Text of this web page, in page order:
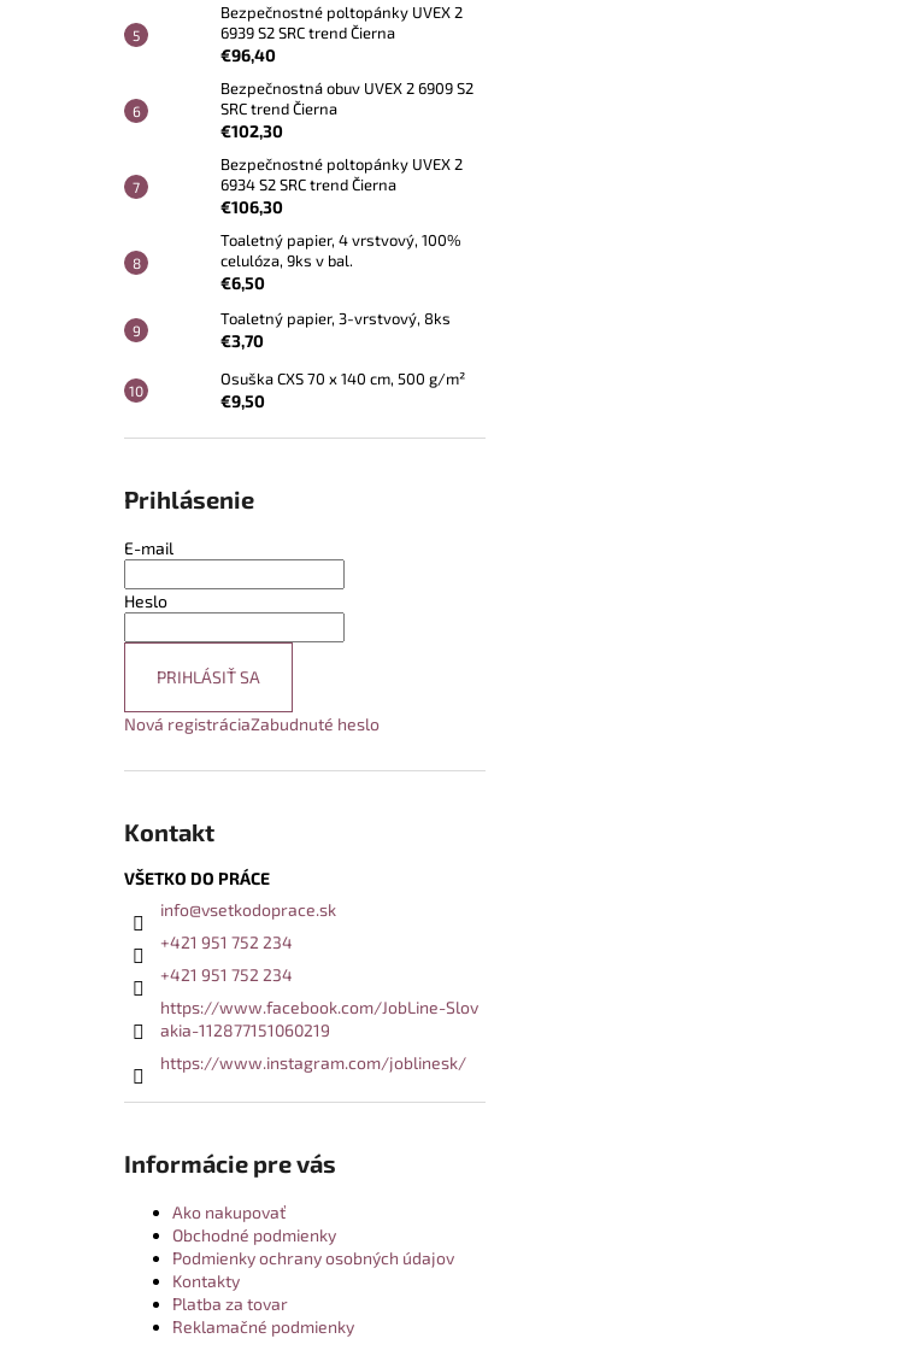
Bezpečnostné poltopánky UVEX 2
6939 S2 SRC trend Čierna
€96,40
Bezpečnostná obuv UVEX 2 6909 S2
SRC trend Čierna
€102,30
Bezpečnostné poltopánky UVEX 2
6934 S2 SRC trend Čierna
€106,30
Toaletný papier, 4 vrstvový, 100%
celulóza, 9ks v bal.
€6,50
Toaletný papier, 3-vrstvový, 8ks
€3,70
Osuška CXS 70 x 140 cm, 500 g/m²
€9,50
Prihlásenie
E-mail
Heslo
PRIHLÁSIŤ SA
Nová registráciaZabudnuté heslo
Kontakt
VŠETKO DO PRÁCE
info@vsetkodoprace.sk
+421 951 752 234
+421 951 752 234
https://www.facebook.com/JobLine-Slov
akia-112877151060219
https://www.instagram.com/joblinesk/
Informácie pre vás
Ako nakupovať
Obchodné podmienky
Podmienky ochrany osobných údajov
Kontakty
Platba za tovar
Reklamačné podmienky